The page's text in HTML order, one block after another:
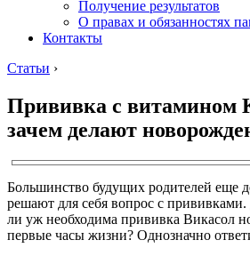
Получение результатов
О правах и обязанностях
Контакты
Статьи ›
Прививка с витамином
зачем делают
Большинство будущих родителей еще
решают для себя вопрос с
ли уж необходима прививка Викасол
первые часы жизни? Однозначно